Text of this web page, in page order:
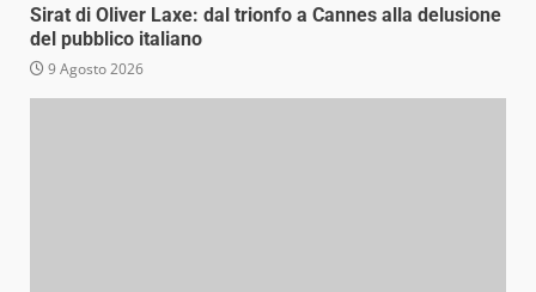
Sirat di Oliver Laxe: dal trionfo a Cannes alla delusione
del pubblico italiano
9 Agosto 2026